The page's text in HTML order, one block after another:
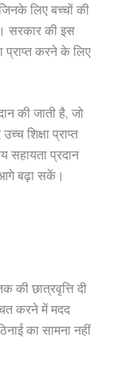
लिए बच्चों की
सरकार की इस
प्राप्त करने के लिए
की जाती है, जो
शिक्षा प्राप्त
सहायता प्रदान
आगे बढ़ा सकें।
की छात्रवृत्ति दी
करने में मदद
का सामना नहीं